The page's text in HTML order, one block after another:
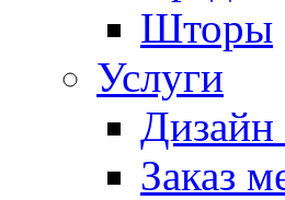
Шторы
Услуги
Заказ